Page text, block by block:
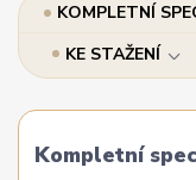
KOMPLETNÍ
KE STAŽENÍ
Kompletní